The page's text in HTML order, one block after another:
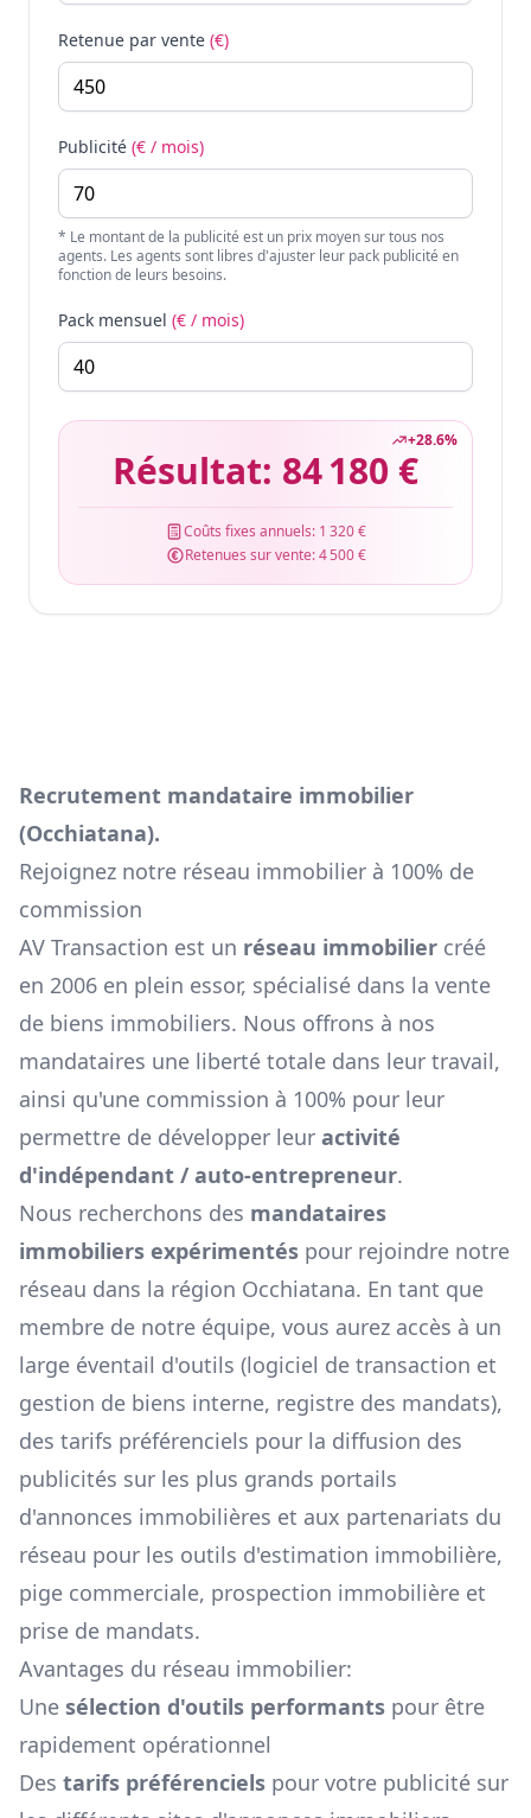
Retenue par vente (€)
Publicité (€ / mois)
* Le montant de la publicité est un prix moyen sur tous nos
agents. Les agents sont libres d'ajuster leur pack publicité en
fonction de leurs besoins.
Pack mensuel (€ / mois)
+28.6%
Résultat: 84 180 €
Coûts fixes annuels: 1 320 €
Retenues sur vente:4 500 €
Recrutement mandataire immobilier
(Occhiatana).
Rejoignez notre réseau immobilier à 100% de
commission
AV Transaction est un réseau immobilier créé
en 2006 en plein essor, spécialisé dans la vente
de biens immobiliers. Nous offrons à nos
mandataires une liberté totale dans leur travail,
ainsi qu'une commission à 100% pour leur
permettre de développer leur activité
d'indépendant / auto-entrepreneur.
Nous recherchons des mandataires
immobiliers expérimentés pour rejoindre notre
réseau dans la région Occhiatana. En tant que
membre de notre équipe, vous aurez accès à un
large éventail d'outils (logiciel de transaction et
gestion de biens interne, registre des mandats),
des tarifs préférenciels pour la diffusion des
publicités sur les plus grands portails
d'annonces immobilières et aux partenariats du
réseau pour les outils d'estimation immobilière,
pige commerciale, prospection immobilière et
prise de mandats.
Avantages du réseau immobilier:
Une sélection d'outils performants pour être
rapidement opérationnel
Des tarifs préférenciels pour votre publicité sur